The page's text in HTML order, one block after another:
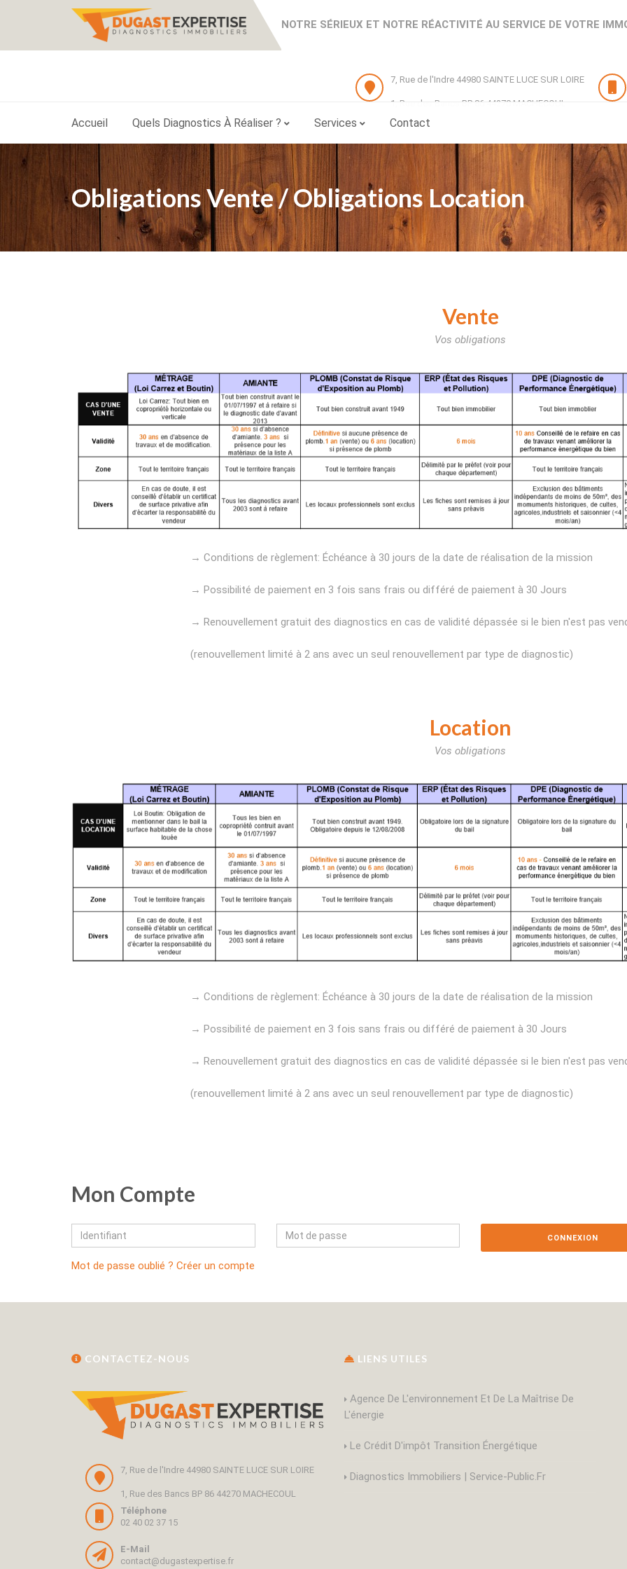
NOTRE SÉRIEUX ET NOTRE RÉACTIVITÉ AU SERVICE DE VOTRE
7, Rue de l'Indre 44980 SAINTE LUCE SUR LOIRE
1, Rue des Bancs BP 86 44270 MACHECOUL
Accueil Quels Diagnostics À Réaliser ? Services Contact
Obligations Vente / Obligations Location
Vente
Vos obligations
→ Conditions de règlement: Échéance à 30 jours de la date de réalisation de la mission
→ Possibilité de paiement en 3 fois sans frais ou différé de paiement à 30 Jours
→ Renouvellement gratuit des diagnostics en cas de validité dépassée si le bien n'est pas
(renouvellement limité à 2 ans avec un seul renouvellement par type de diagnostic)
Location
Vos obligations
→ Conditions de règlement: Échéance à 30 jours de la date de réalisation de la mission
→ Possibilité de paiement en 3 fois sans frais ou différé de paiement à 30 Jours
→ Renouvellement gratuit des diagnostics en cas de validité dépassée si le bien n'est pas
(renouvellement limité à 2 ans avec un seul renouvellement par type de diagnostic)
Mon Compte
Mot de passe oublié ? Créer un compte
CONTACTEZ-NOUS
7, Rue de l'Indre 44980 SAINTE LUCE SUR LOIRE
1, Rue des Bancs BP 86 44270 MACHECOUL
Téléphone
02 40 02 37 15
E-Mail
contact@dugastexpertise.fr
LIENS UTILES
Agence De L'environnement Et De La Maîtrise De
L'énergie
Le Crédit D'impôt Transition Énergétique
Diagnostics Immobiliers | Service-Public.fr